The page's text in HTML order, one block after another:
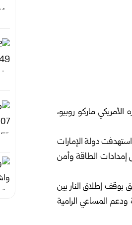
ماركو روبيو،
استهدفت دولة الإمارات
إمدادات الطاقة وأمن
بوقف إطلاق النار بين
المساعي الرامية